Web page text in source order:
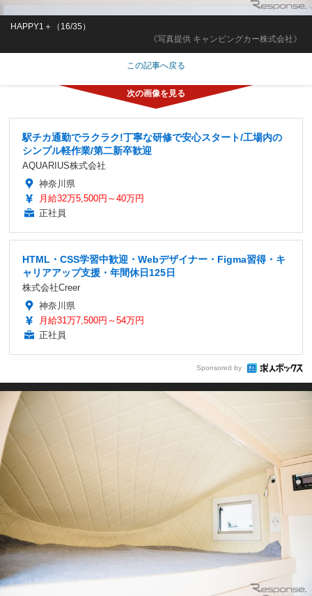
《写真提供 キャンピングカー株式会社》
HAPPY1＋（16/35）
この記事へ戻る
駅チカ通勤でラクラク!丁寧な研修で安心スタート/工場内の
シンプル軽作業/第二新卒歓迎
AQUARIUS株式会社
神奈川県
月給32万5,500円～40万円
正社員
HTML・CSS学習中歓迎・Webデザイナー・Figma習得・キ
ャリアアップ支援・年間休日125日
株式会社Creer
神奈川県
月給31万7,500円～54万円
正社員
Sponsored by